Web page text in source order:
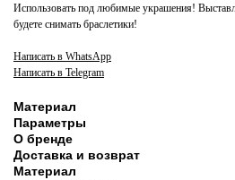
Использовать под любимые украшения!
будете снимать браслетики!
Написать в WhatsApp
Написать в Telegram
Материал
Параметры
О бренде
Доставка и возврат
Материал